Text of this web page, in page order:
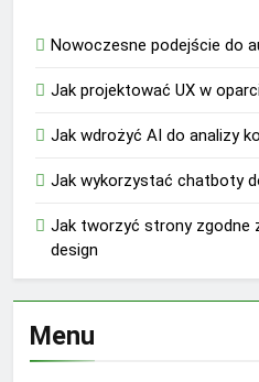
Nowoczesne podejście do
Jak projektować UX w
Jak wdrożyć AI do analizy
Jak wykorzystać chatboty
Jak tworzyć strony
design
Menu